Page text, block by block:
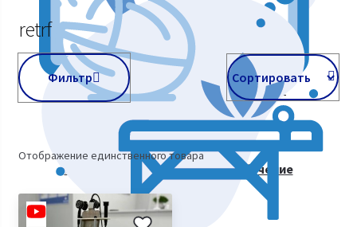
Аппараты мышечной стимуляции
Косметологическое оборудование
Курсы косметологии. Видеообучение
retrf
Фильтр
Отображение единственного товара